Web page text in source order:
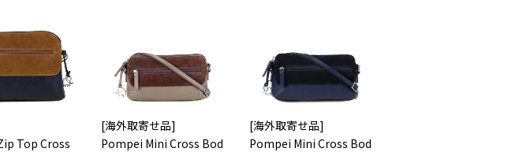
Top Cross
[海外取寄せ品]
Pompei Mini Cross Bod
[海外取寄せ品]
Pompei Mini Cross Bod